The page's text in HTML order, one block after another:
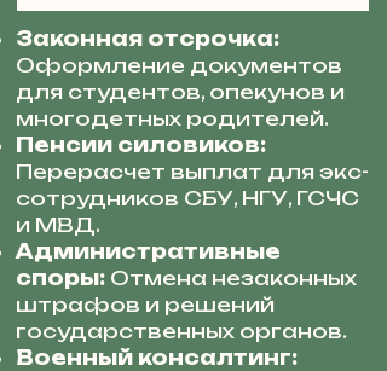
Законная отсрочка:
Оформление документов
для студентов, опекунов и
многодетных родителей.
Пенсии силовиков:
Перерасчет выплат для экс-
сотрудников СБУ, НГУ, ГСЧС
и МВД.
Административные
споры: Отмена незаконных
штрафов и решений
государственных органов.
Военный консалтинг: